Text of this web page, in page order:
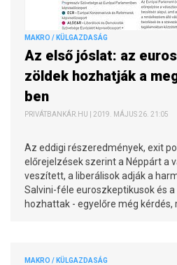
MAKRO / KÜLGAZDASÁG
Az első jóslat: az
zöldek hozhatják a
ben
PRIVÁTBANKÁR.HU | 2019. MÁJUS 26. 21:05
Az eddigi részeredmények, exit
előrejelzések szerint a Néppárt a
veszített, a liberálisok adják a
Salvini-féle euroszkeptikusok és
hozhattak - egyelőre még kérdés,
MAKRO / KÜLGAZDASÁG